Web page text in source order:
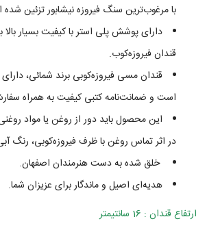
با مرغوب‌ترین سنگ فیروزه نیشابور تزئین
دارای پوشش پلی استر با کیفیت بسیار
قندان فیروزه‌کوب.
است و ضمانت‌نامه کتبی کیفیت به همراه
این محصول باید دور از روغن یا مواد
در اثر تماس روغن با ظرف فیروزه‌کوبی، رنگ
خلق شده به دست هنرمندان اصفهان.
هدیه‌ای اصیل و ماندگار برای عزیزان شما.
ارتفاع قندان : 16 سانتیمتر